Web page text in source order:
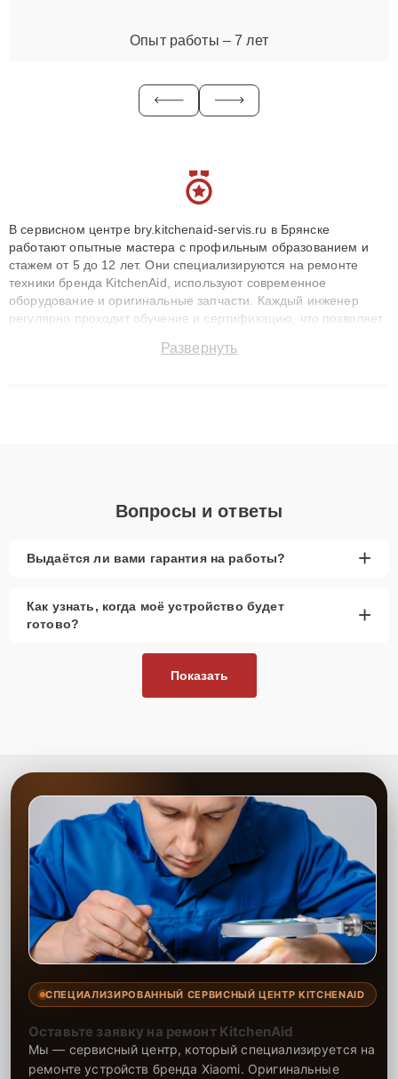
Опыт работы – 7 лет
В сервисном центре bry.kitchenaid-servis.ru в Брянске
работают опытные мастера с профильным образованием и
стажем от 5 до 12 лет. Они специализируются на ремонте
техники бренда KitchenAid, используют современное
оборудование и оригинальные запчасти. Каждый инженер
регулярно проходит обучение и сертификацию, что позволяет
технику с сохранением гарантии до 3 лет. Наши мастера
Развернуть
Вопросы и ответы
Выдаётся ли вами гарантия на работы? +
Как узнать, когда моё устройство будет
готово?
+
Показать
СПЕЦИАЛИЗИРОВАННЫЙ СЕРВИСНЫЙ ЦЕНТР KITCHENAID
Оставьте заявку на ремонт KitchenAid
Мы — сервисный центр, который специализируется на
ремонте устройств бренда Xiaomi. Оригинальные